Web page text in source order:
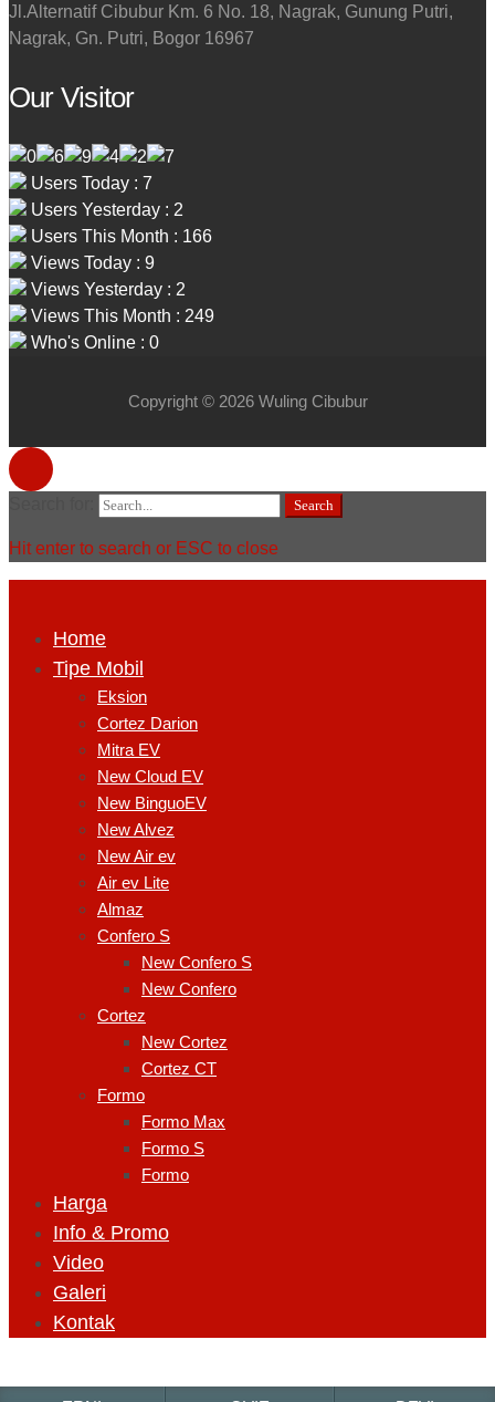
Jl.Alternatif Cibubur Km. 6 No. 18, Nagrak, Gunung Putri,
Nagrak, Gn. Putri, Bogor 16967
Our Visitor
Users Today : 7
Users Yesterday : 2
Users This Month : 166
Views Today : 9
Views Yesterday : 2
Views This Month : 249
Who's Online : 0
Copyright © 2026 Wuling Cibubur
Search
Hit enter to search or ESC to close
Home
Tipe Mobil
Eksion
Cortez Darion
Mitra EV
New Cloud EV
New BinguoEV
New Alvez
New Air ev
Air ev Lite
Almaz
Confero S
New Confero S
New Confero
Cortez
New Cortez
Cortez CT
Formo
Formo Max
Formo S
Formo
Harga
Info & Promo
Video
Galeri
Kontak